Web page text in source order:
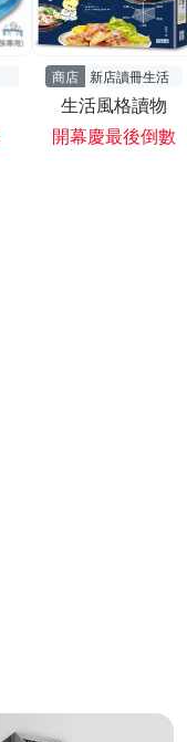
商店 新店讀冊生活
生活風格讀物
開幕慶最後倒數